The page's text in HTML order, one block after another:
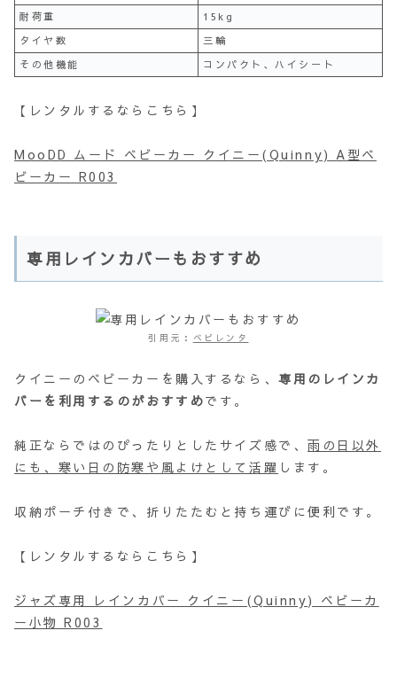
耐荷重
15kg
タイヤ数
三輪
その他機能
コンパクト、ハイシート
【レンタルするならこちら】
MooDD ムード ベビーカー クイニー(Quinny) A型ベ
ビーカー R003
専用レインカバーもおすすめ
引用元： ベビレンタ
クイニーのベビーカーを購入するなら、専用のレインカ
バーを利用するのがおすすめです。
純正ならではのぴったりとしたサイズ感で、雨の日以外
にも、寒い日の防寒や風よけとして活躍 します。
収納ポーチ付きで、折りたたむと持ち運びに便利です。
【レンタルするならこちら】
ジャズ専用 レインカバー クイニー(Quinny) ベビーカ
ー小物 R003